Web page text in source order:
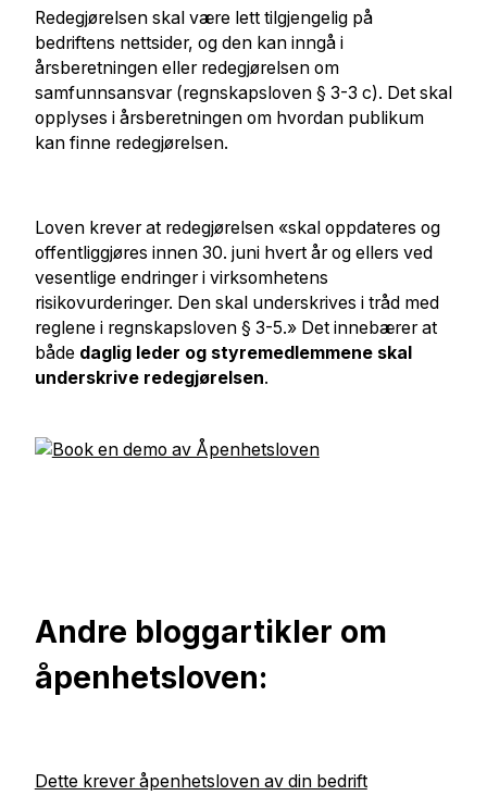
Redegjørelsen skal være lett tilgjengelig på
bedriftens nettsider, og den kan inngå i
årsberetningen eller redegjørelsen om
samfunnsansvar (regnskapsloven § 3-3 c). Det skal
opplyses i årsberetningen om hvordan publikum
kan finne redegjørelsen.
Loven krever at redegjørelsen «skal oppdateres og
offentliggjøres innen 30. juni hvert år og ellers ved
vesentlige endringer i virksomhetens
risikovurderinger. Den skal underskrives i tråd med
reglene i regnskapsloven § 3-5.» Det innebærer at
både daglig leder og styremedlemmene skal
underskrive redegjørelsen.
Andre bloggartikler om
åpenhetsloven:
Dette krever åpenhetsloven av din bedrift